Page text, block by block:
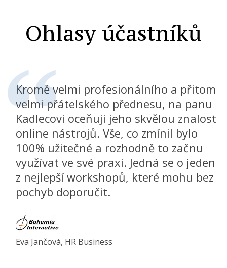
Ohlasy účastníků
Kromě velmi profesionálního a přitom
velmi přátelského přednesu, na panu
Kadlecovi oceňuji jeho skvělou znalost
online nástrojů. Vše, co zmínil bylo
100% užitečné a rozhodně to začnu
využívat ve své praxi. Jedná se o jeden
z nejlepší workshopů, které mohu bez
pochyb doporučit.
Eva Jančová, HR Business